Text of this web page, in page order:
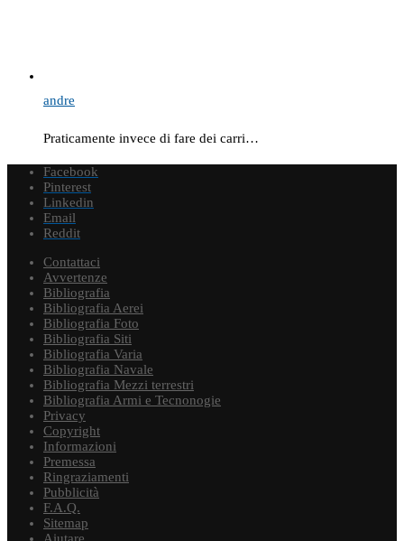
andre
Praticamente invece di fare dei carri…
Facebook
Pinterest
Linkedin
Email
Reddit
Contattaci
Avvertenze
Bibliografia
Bibliografia Aerei
Bibliografia Foto
Bibliografia Siti
Bibliografia Varia
Bibliografia Navale
Bibliografia Mezzi terrestri
Bibliografia Armi e Tecnonogie
Privacy
Copyright
Informazioni
Premessa
Ringraziamenti
Pubblicità
F.A.Q.
Sitemap